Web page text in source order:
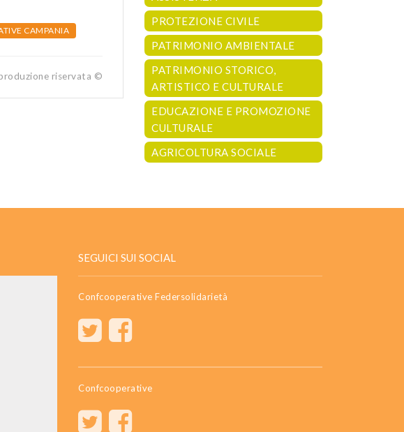
CAMPANIA
riservata ©
PROTEZIONE CIVILE
PATRIMONIO AMBIENTALE
PATRIMONIO STORICO,
ARTISTICO E CULTURALE
EDUCAZIONE E PROMOZIONE
CULTURALE
AGRICOLTURA SOCIALE
SEGUICI SUI SOCIAL
Confcooperative Federsolidarietà
Confcooperative